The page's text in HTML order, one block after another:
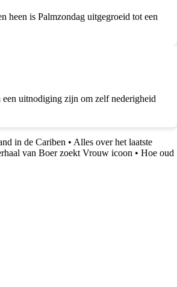
heen is Palmzondag uitgegroeid tot een
een uitnodiging zijn om zelf nederigheid
in de Cariben • Alles over het laatste
van Boer zoekt Vrouw icoon • Hoe oud